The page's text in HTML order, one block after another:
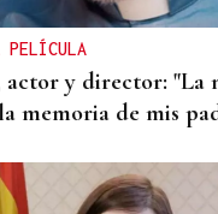
actor y director: "La
memoria de mis